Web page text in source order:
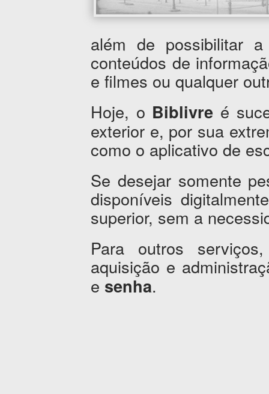
além de possibilitar
conteúdos de
e filmes ou qualquer
Hoje, o Biblivre é
exterior e, por sua
como o aplicativo de
Se desejar somente
disponíveis
superior, sem a
Para outros
aquisição e
e senha.